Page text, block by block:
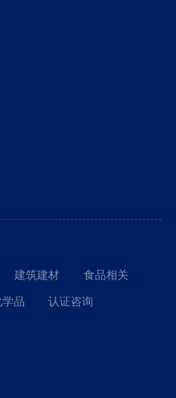
建筑建材
食品相关
品
认证咨询